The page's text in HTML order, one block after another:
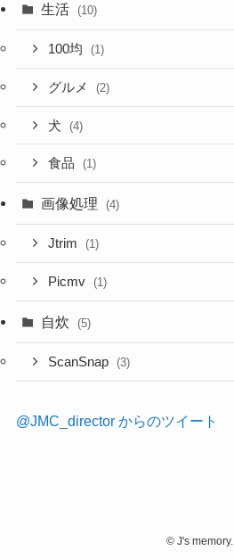
生活 (10)
100均 (1)
グルメ (2)
犬 (4)
食品 (1)
画像処理 (4)
Jtrim (1)
Picmv (1)
自炊 (5)
ScanSnap (3)
@JMC_director からのツイート
©J's memory.